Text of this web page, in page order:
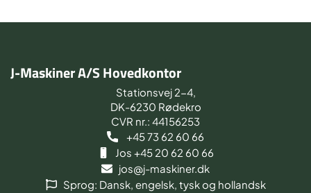
J-Maskiner A/S Hovedkontor
Stationsvej 2-4,
DK-6230 Rødekro
CVR nr.: 44156253
+45 73 62 60 66
Jos +45 20 62 60 66
jos@j-maskiner.dk
Sprog: Dansk, engelsk, tysk og hollandsk